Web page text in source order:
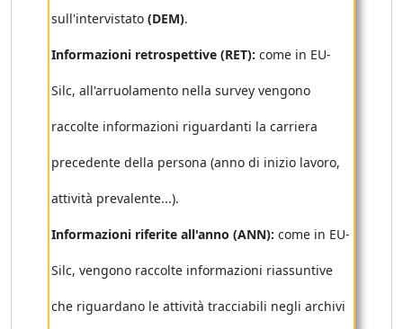
sull'intervistato (DEM).
Informazioni retrospettive (RET): come in EU-
Silc, all'arruolamento nella survey vengono
raccolte informazioni riguardanti la carriera
precedente della persona (anno di inizio lavoro,
attività prevalente...).
Informazioni riferite all'anno (ANN): come in EU-
Silc, vengono raccolte informazioni riassuntive
che riguardano le attività tracciabili negli archivi